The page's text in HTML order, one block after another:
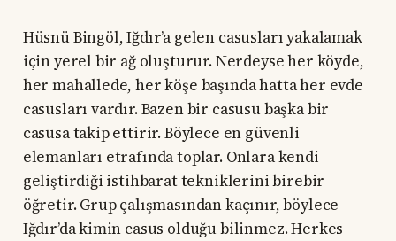
Hüsnü Bingöl, Iğdır’a gelen casusları yakalamak
için yerel bir ağ oluşturur. Nerdeyse her köyde,
her mahallede, her köşe başında hatta her evde
casusları vardır. Bazen bir casusu başka bir
casusa takip ettirir. Böylece en güvenli
elemanları etrafında toplar. Onlara kendi
geliştirdiği istihbarat tekniklerini birebir
öğretir. Grup çalışmasından kaçınır, böylece
Iğdır’da kimin casus olduğu bilinmez. Herkes